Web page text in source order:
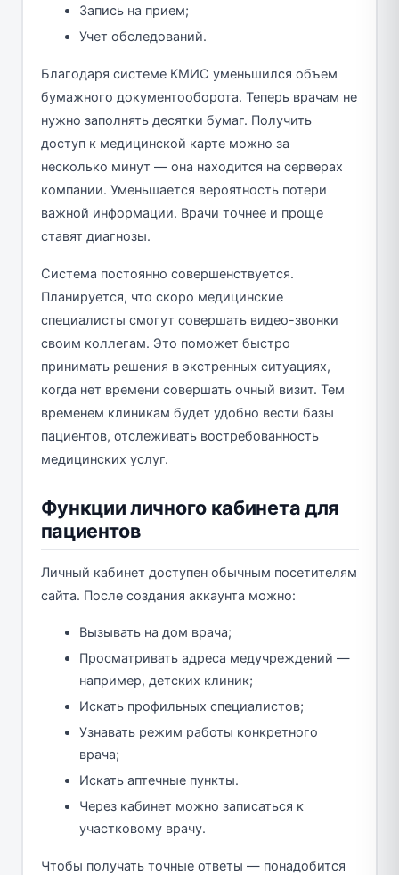
Запись на прием;
Учет обследований.
Благодаря системе КМИС уменьшился объем
бумажного документооборота. Теперь врачам не
нужно заполнять десятки бумаг. Получить
доступ к медицинской карте можно за
несколько минут — она находится на серверах
компании. Уменьшается вероятность потери
важной информации. Врачи точнее и проще
ставят диагнозы.
Система постоянно совершенствуется.
Планируется, что скоро медицинские
специалисты смогут совершать видео-звонки
своим коллегам. Это поможет быстро
принимать решения в экстренных ситуациях,
когда нет времени совершать очный визит. Тем
временем клиникам будет удобно вести базы
пациентов, отслеживать востребованность
медицинских услуг.
Функции личного кабинета для
пациентов
Личный кабинет доступен обычным посетителям
сайта. После создания аккаунта можно:
Вызывать на дом врача;
Просматривать адреса медучреждений —
например, детских клиник;
Искать профильных специалистов;
Узнавать режим работы конкретного
врача;
Искать аптечные пункты.
Через кабинет можно записаться к
участковому врачу.
Чтобы получать точные ответы — понадобится